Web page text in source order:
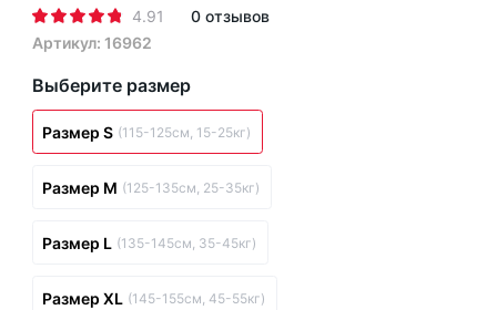
4.91
0 отзывов
Артикул: 16962
Выберите размер
Размер S (115-125см, 15-25кг)
Размер M (125-135см, 25-35кг)
Размер L (135-145см, 35-45кг)
Размер XL (145-155см, 45-55кг)